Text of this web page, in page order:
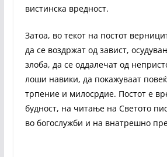
вистинска вредност.
Затоа, во текот на постот
да се воздржат од завист,
злоба, да се оддалечат од
лоши навики, да покажуваат
трпение и милосрдие. Постот е
будност, на читање на Светото
во богослужби и на внатрешно